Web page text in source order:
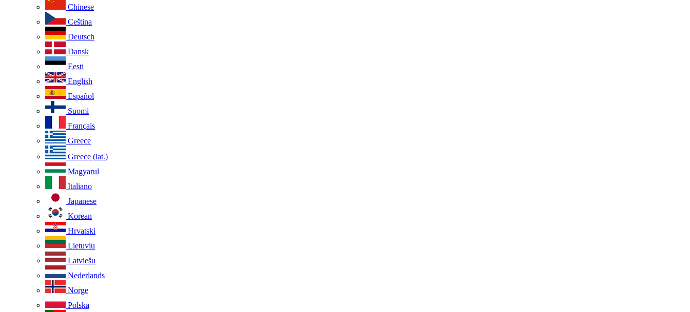
Chinese
Ceština
Deutsch
Dansk
Eesti
English
Español
Suomi
Français
Greece
Greece (lat.)
Magyarul
Italiano
Japanese
Korean
Hrvatski
Lietuviu
Latviešu
Nederlands
Norge
Polska